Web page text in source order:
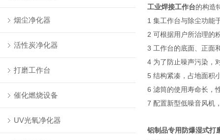
烟尘净化器
活性炭净化器
打磨工作台
催化燃烧设备
UV光氧净化器
工业焊接工作台的构造
1 集工作台与除尘功能
2 可根据用户所治理的
3 工作台的底面、正面
4 为了防止噪声污染，
5 结构紧凑，占地面积
6 滤筒的使用寿命长，
7 配置新型低噪音风机
铝制品专用防爆湿式打